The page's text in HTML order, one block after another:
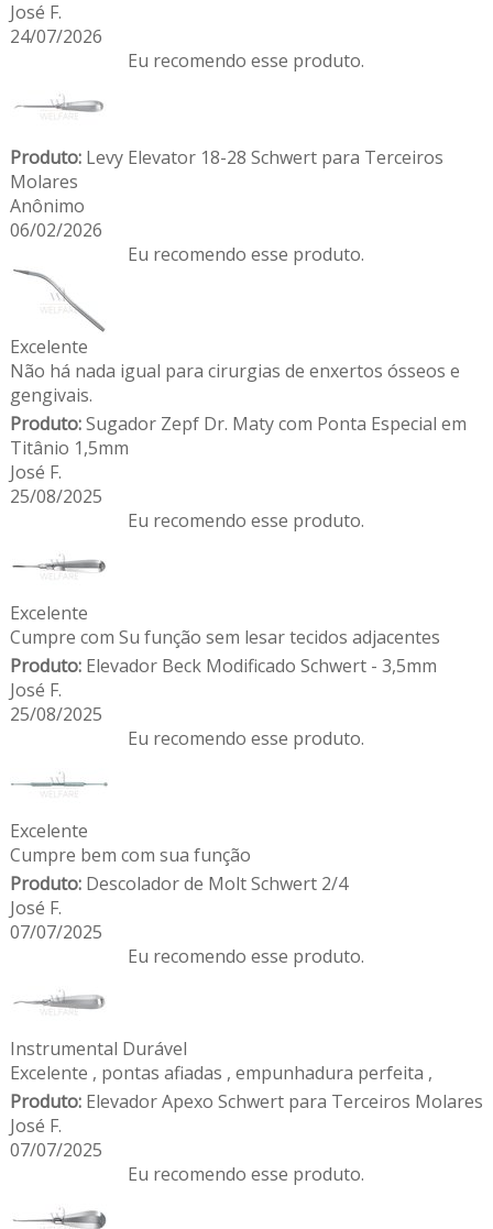
José F.
24/07/2026
Eu recomendo esse produto.
Produto:Levy Elevator 18-28 Schwert para Terceiros
Molares
Anônimo
06/02/2026
Eu recomendo esse produto.
Excelente
Não há nada igual para cirurgias de enxertos ósseos e
gengivais.
Produto:Sugador Zepf Dr. Maty com Ponta Especial em
Titânio 1,5mm
José F.
25/08/2025
Eu recomendo esse produto.
Excelente
Cumpre com Su função sem lesar tecidos adjacentes
Produto:Elevador Beck Modificado Schwert - 3,5mm
José F.
25/08/2025
Eu recomendo esse produto.
Excelente
Cumpre bem com sua função
Produto:Descolador de Molt Schwert 2/4
José F.
07/07/2025
Eu recomendo esse produto.
Instrumental Durável
Excelente , pontas afiadas , empunhadura perfeita ,
Produto:Elevador Apexo Schwert para Terceiros Molares
José F.
07/07/2025
Eu recomendo esse produto.